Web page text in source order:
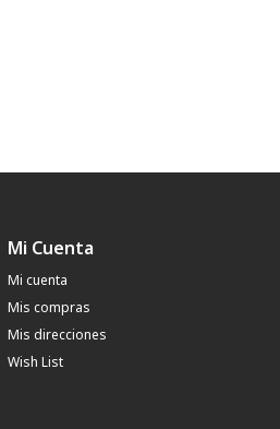
Mi Cuenta
Mi cuenta
Mis compras
Mis direcciones
Wish List